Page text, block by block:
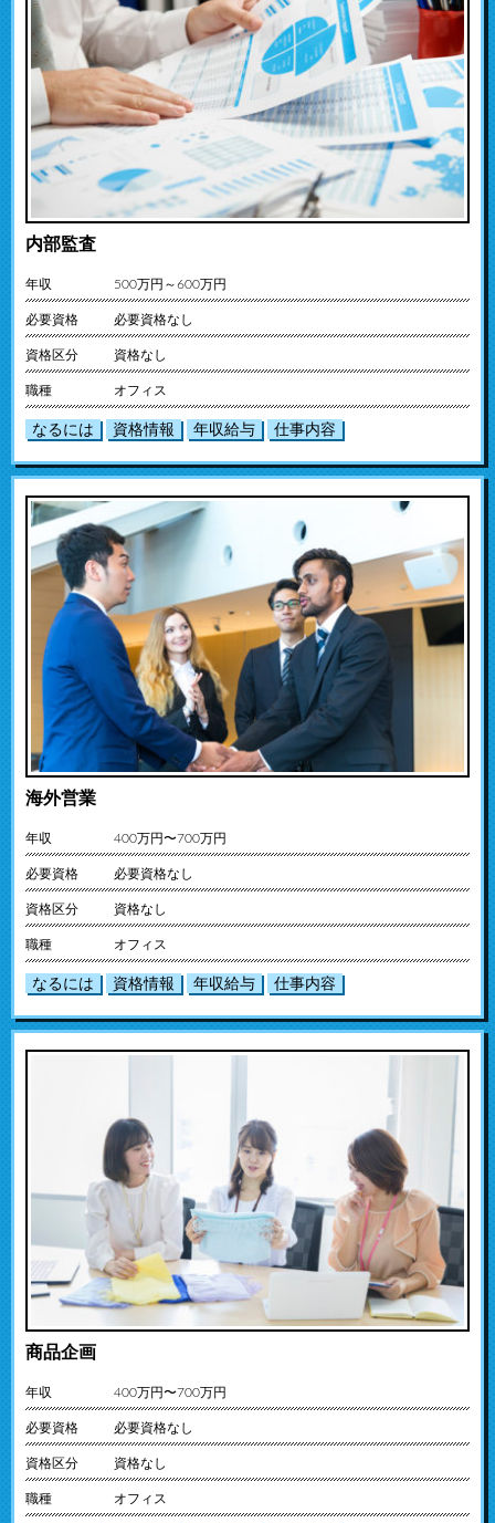
内部監査
年収 500万円～600万円
必要資格 必要資格なし
資格区分 資格なし
職種 オフィス
なるには 資格情報 年収給与 仕事内容
海外営業
年収 400万円〜700万円
必要資格 必要資格なし
資格区分 資格なし
職種 オフィス
なるには 資格情報 年収給与 仕事内容
商品企画
年収 400万円〜700万円
必要資格 必要資格なし
資格区分 資格なし
職種 オフィス